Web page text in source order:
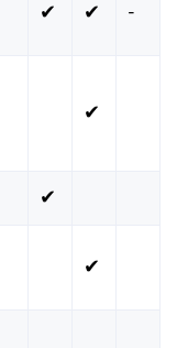
✔ ✔ -
✔
✔
✔